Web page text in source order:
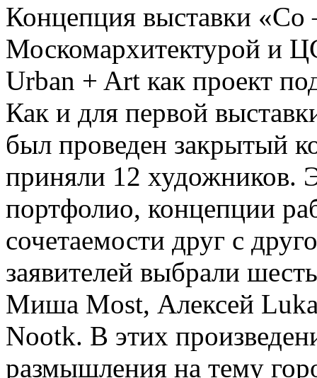
Концепция выставки «Со
Москомархитектурой и
Urban + Art как проект
Как и для первой
был проведен закрытый
приняли 12 художников.
портфолио, концепции
сочетаемости друг с
заявителей выбрали
Миша Most, Алексей
Nootk. В этих
размышления на тему